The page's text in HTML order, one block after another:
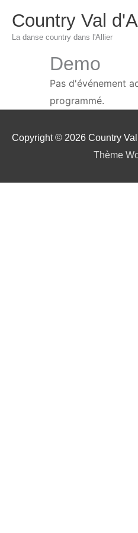
contenu
Country Val
La danse country dans l'Allier
Demo
Pas d'événement
programmé.
Copyright © 2026 Country
Thème